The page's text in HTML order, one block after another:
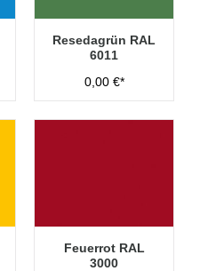
Resedagrün RAL
6011
0,00 €*
Feuerrot RAL
3000